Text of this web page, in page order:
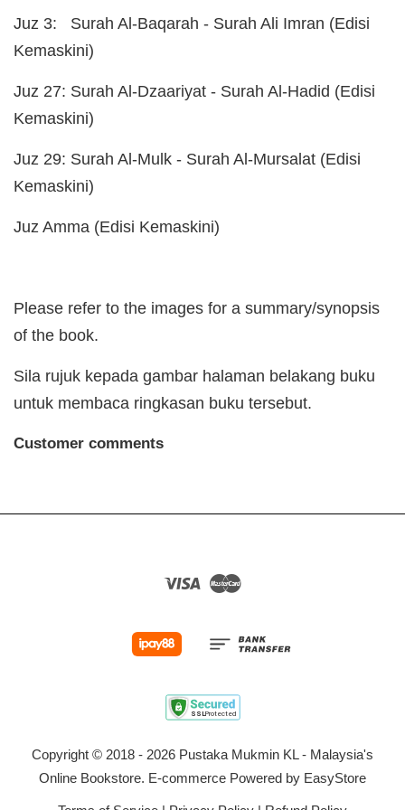
Juz 3: Surah Al-Baqarah - Surah Ali Imran (Edisi
Kemaskini)
Juz 27: Surah Al-Dzaariyat - Surah Al-Hadid (Edisi
Kemaskini)
Juz 29: Surah Al-Mulk - Surah Al-Mursalat (Edisi
Kemaskini)
Juz Amma (Edisi Kemaskini)
Please refer to the images for a summary/synopsis
of the book.
Sila rujuk kepada gambar halaman belakang buku
untuk membaca ringkasan buku tersebut.
Customer comments
Visa
Copyright © 2018 - 2026 Pustaka Mukmin KL - Malaysia's
Online Bookstore. E-commerce Powered by EasyStore